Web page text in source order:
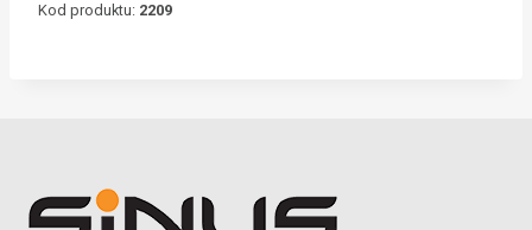
Kod produktu: 2209